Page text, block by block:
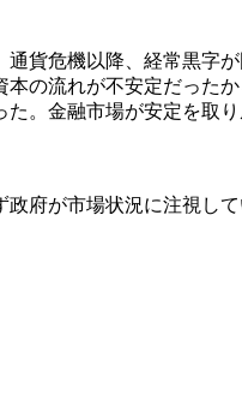
貨危機以降、経常黒字
本の流れが不安定だっ
。金融市場が安定を取
府が市場状況に注視し